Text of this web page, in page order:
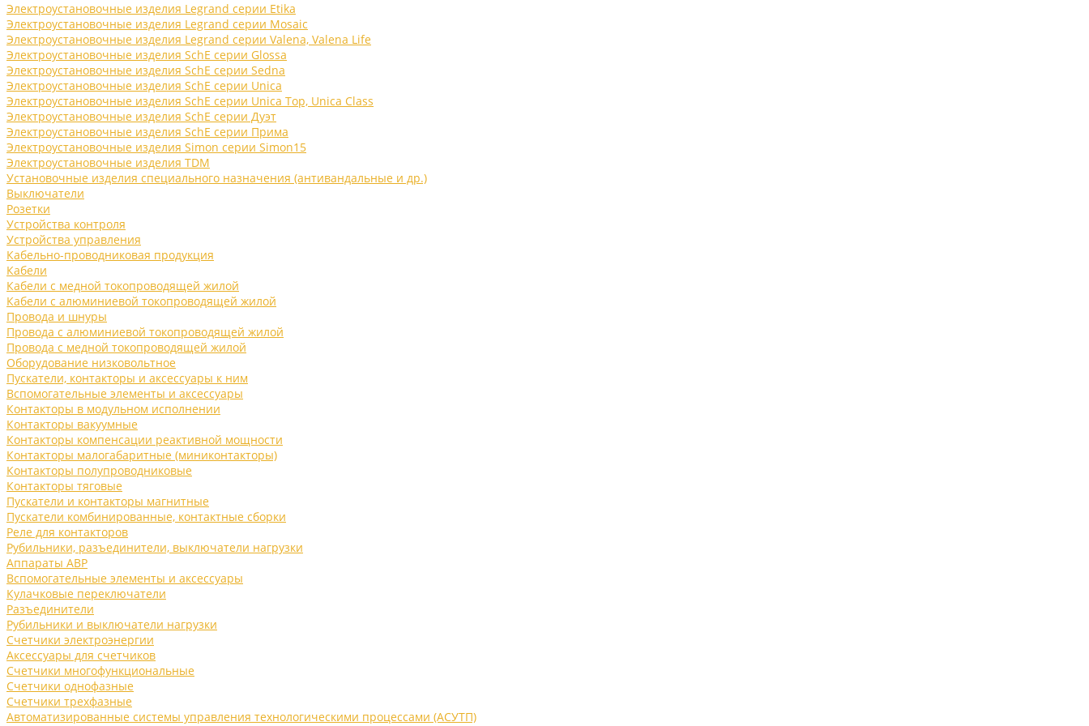
Электроустановочные изделия Legrand серии Etika
Электроустановочные изделия Legrand серии Mosaic
Электроустановочные изделия Legrand серии Valena, Valena Life
Электроустановочные изделия SchE серии Glossa
Электроустановочные изделия SchE серии Sedna
Электроустановочные изделия SchE серии Unica
Электроустановочные изделия SchE серии Unica Top, Unica Class
Электроустановочные изделия SchE серии Дуэт
Электроустановочные изделия SchE серии Прима
Электроустановочные изделия Simon серии Simon15
Электроустановочные изделия TDM
Установочные изделия специального назначения (антивандальные и др.)
Выключатели
Розетки
Устройства контроля
Устройства управления
Кабельно-проводниковая продукция
Кабели
Кабели с медной токопроводящей жилой
Кабели с алюминиевой токопроводящей жилой
Провода и шнуры
Провода с алюминиевой токопроводящей жилой
Провода с медной токопроводящей жилой
Оборудование низковольтное
Пускатели, контакторы и аксессуары к ним
Вспомогательные элементы и аксессуары
Контакторы в модульном исполнении
Контакторы вакуумные
Контакторы компенсации реактивной мощности
Контакторы малогабаритные (миниконтакторы)
Контакторы полупроводниковые
Контакторы тяговые
Пускатели и контакторы магнитные
Пускатели комбинированные, контактные сборки
Реле для контакторов
Рубильники, разъединители, выключатели нагрузки
Аппараты АВР
Вспомогательные элементы и аксессуары
Кулачковые переключатели
Разъединители
Рубильники и выключатели нагрузки
Счетчики электроэнергии
Аксессуары для счетчиков
Счетчики многофункциональные
Счетчики однофазные
Счетчики трехфазные
Автоматизированные системы управления технологическими процессами (АСУТП)